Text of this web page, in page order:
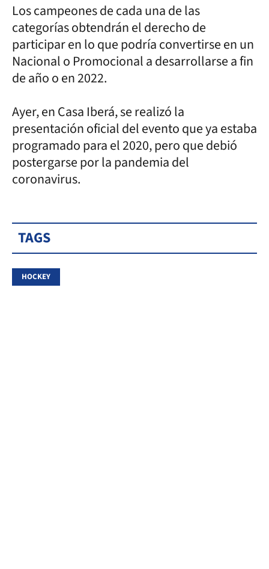
Los campeones de cada una de las
categorías obtendrán el derecho de
participar en lo que podría convertirse en un
Nacional o Promocional a desarrollarse a fin
de año o en 2022.
Ayer, en Casa Iberá, se realizó la
presentación oficial del evento que ya estaba
programado para el 2020, pero que debió
postergarse por la pandemia del
coronavirus.
TAGS
HOCKEY